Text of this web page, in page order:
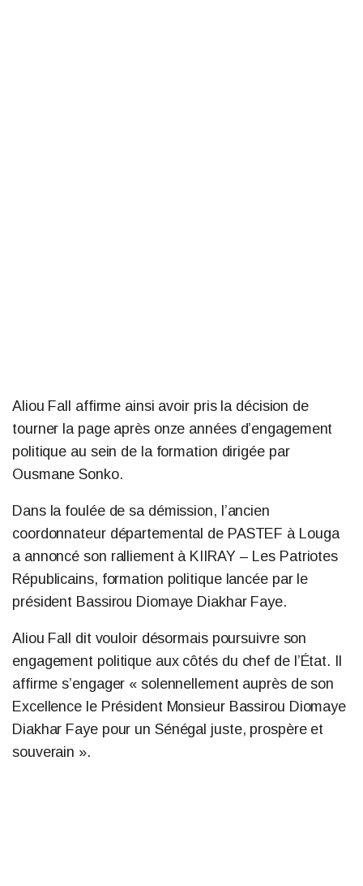
Aliou Fall affirme ainsi avoir pris la décision de
tourner la page après onze années d’engagement
politique au sein de la formation dirigée par
Ousmane Sonko.
Dans la foulée de sa démission, l’ancien
coordonnateur départemental de PASTEF à Louga
a annoncé son ralliement à KIIRAY – Les Patriotes
Républicains, formation politique lancée par le
président Bassirou Diomaye Diakhar Faye.
Aliou Fall dit vouloir désormais poursuivre son
engagement politique aux côtés du chef de l’État. Il
affirme s’engager « solennellement auprès de son
Excellence le Président Monsieur Bassirou Diomaye
Diakhar Faye pour un Sénégal juste, prospère et
souverain ».